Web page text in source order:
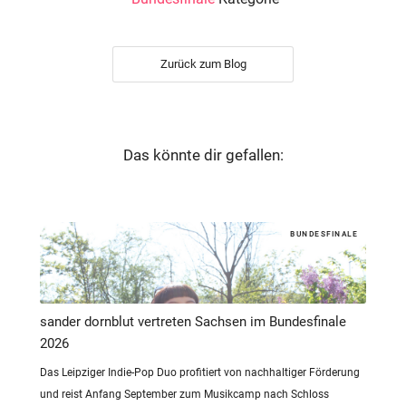
Zurück zum Blog
Das könnte dir gefallen:
BUNDESFINALE
sander dornblut vertreten Sachsen im Bundesfinale
2026
Das Leipziger Indie-Pop Duo profitiert von nachhaltiger Förderung
und reist Anfang September zum Musikcamp nach Schloss